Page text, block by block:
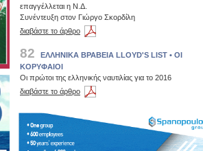
επαγγέλλεται η Ν.Δ.
Συνέντευξη στον Γιώργο Σκορδίλη
διαβάστε το άρθρο
82
ΕΛΛΗΝΙΚΑ ΒΡΑΒΕΙΑ LLOYD'S LIST • ΟΙ
ΚΟΡΥΦΑΙΟΙ
Οι πρώτοι της ελληνικής ναυτιλίας για το 2016
διαβάστε το άρθρο